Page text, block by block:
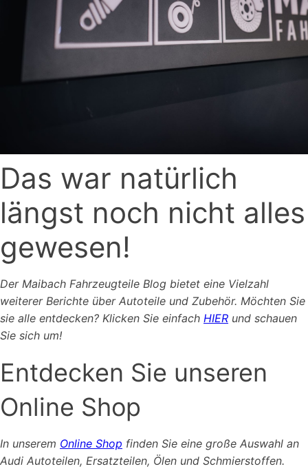
Das war natürlich
längst noch nicht alles
gewesen!
Der Maibach Fahrzeugteile Blog bietet eine Vielzahl
weiterer Berichte über Autoteile und Zubehör. Möchten Sie
sie alle entdecken? Klicken Sie einfach HIER und schauen
Sie sich um!
Entdecken Sie unseren
Online Shop
In unserem Online Shop finden Sie eine große Auswahl an
Audi Autoteilen, Ersatzteilen, Ölen und Schmierstoffen.